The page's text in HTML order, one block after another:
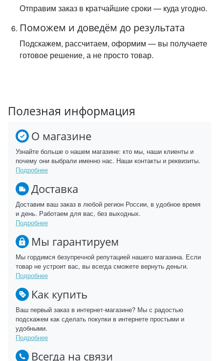
Отправим заказ в кратчайшие сроки — куда угодно.
Поможем и доведём до результата
Подскажем, рассчитаем, оформим — вы получаете
готовое решение, а не просто товар.
Полезная информация
О магазине
Узнайте больше о нашем магазине: кто мы, наши клиенты и
почему они выбрали именно нас. Наши контакты и реквизиты.
Подробнее
Доставка
Доставим ваш заказ в любой регион России, в удобное время
и день. Работаем для вас, без выходных.
Подробнее
Мы гарантируем
Мы гордимся безупречной репутацией нашего магазина. Если
товар не устроит вас, вы всегда сможете вернуть деньги.
Подробнее
Как купить
Ваш первый заказ в интернет-магазине? Мы с радостью
подскажем как сделать покупки в интернете простыми и
удобными.
Подробнее
Всегда на связи